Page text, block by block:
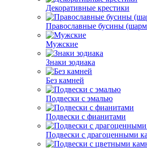
Декоративные крестики
Православные бусины
Мужские
Знаки зодиака
Без камней
Подвески с эмалью
Подвески с фианитами
Подвески с драгоценными